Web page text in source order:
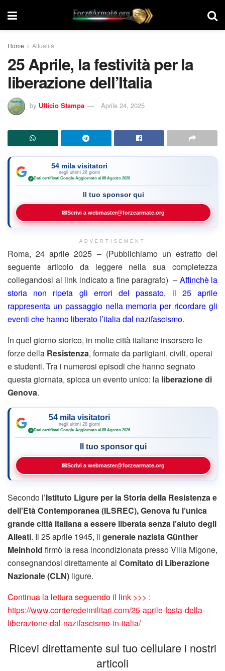
Home Attualità
25 Aprile, la festività per la
liberazione dell’Italia
by Ufficio Stampa Aprile 24, 2025
54 mila visitatori
negli ultimi 28 giorni
✓ Dati certificati Google·Aggiornato al 08 Agosto 2026
Il tuo sponsor qui
✉Scrivi a webmaster@forzearmate.org
ADVERTISEMENT
Roma, 24 aprile 2025 – (Pubblichiamo un estratto del
seguente articolo da leggere nella sua completezza
collegandosi al link indicato a fine paragrafo) – Affinchè la
storia non ripeta gli errori del passato, il 25 aprile
rappresenta un passaggio nella memoria per ricordare gli
eventi che hanno liberato l’italia dal nazifascismo.
In quel giorno storico, in molte città italiane insorsero le
forze della Resistenza, formate da partigiani, civili, operai
e studenti. Tra i numerosi episodi che hanno segnato
questa giornata, spicca un evento unico: la liberazione di
Genova.
54 mila visitatori
negli ultimi 28 giorni
✓ Dati certificati Google·Aggiornato al 08 Agosto 2026
Il tuo sponsor qui
✉Scrivi a webmaster@forzearmate.org
Secondo l’Istituto Ligure per la Storia della Resistenza e
dell’Età Contemporanea (ILSREC), Genova fu l’unica
grande città italiana a essere liberata senza l’aiuto degli
Alleati. Il 25 aprile 1945, il generale nazista Günther
Meinhold firmò la resa incondizionata presso Villa Migone,
consegnandosi direttamente al Comitato di Liberazione
Nazionale (CLN) ligure.
Continua la lettura seguendo il link >>> :
https://www.corrieredeimilitari.com/25-aprile-festa-della-
liberazione-dal-nazifascismo-in-italia/
Ricevi direttamente sul tuo cellulare i nostri
articoli